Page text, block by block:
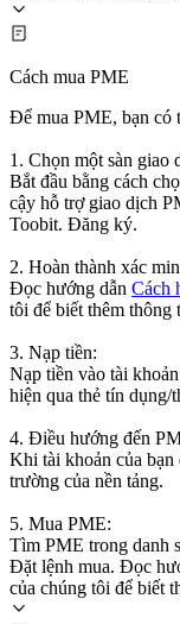
Cách mua PME
Để mua PME, bạn có
1. Chọn một sàn giao
Bắt đầu bằng cách
cậy hỗ trợ giao dịch
Toobit. Đăng ký.
2. Hoàn thành xác
Đọc hướng dẫn Cách
tôi để biết thêm thông
3. Nạp tiền:
Nạp tiền vào tài
hiện qua thẻ tín dụng/
4. Điều hướng đến
Khi tài khoản của bạn
trường của nền tảng.
5. Mua PME:
Tìm PME trong danh
Đặt lệnh mua. Đọc
của chúng tôi để biết